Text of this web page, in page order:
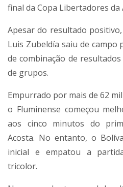
final da Copa Libertadores da
Apesar do resultado
Luis Zubeldía saiu de campo
de combinação de
de grupos.
Empurrado por mais de 62
o Fluminense começou
aos cinco minutos do
Acosta. No entanto, o
inicial e empatou a
tricolor.